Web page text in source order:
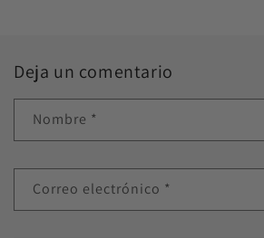
Deja un comentario
Nombre *
Correo electrónico *